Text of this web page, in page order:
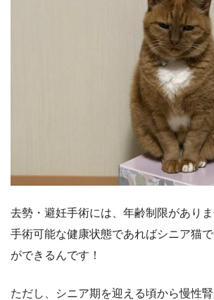
去勢・避妊手術には、年齢制限がありま
手術可能な健康状態であればシニア猫
ができるんです！
ただし、シニア期を迎える頃から慢性